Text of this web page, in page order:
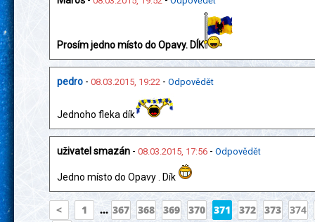
Prosím jedno místo do Opavy. DÍK
pedro - 08.03.2015, 19:22 - Odpovědět
Jednoho fleka dík
uživatel smazán - 08.03.2015, 17:56 - Odpovědět
Jedno místo do Opavy . Dík
< 1 ... 367 368 369 370 371 372 373
374